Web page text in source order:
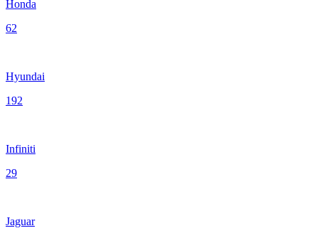
Honda
62
Hyundai
192
Infiniti
29
Jaguar